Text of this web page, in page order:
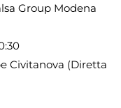
Group Modena
Civitanova (Diretta